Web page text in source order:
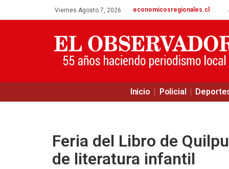
Viernes Agosto 7, 2026 economicosregionales.cl
Inicio Policial
Feria del Libro de
de literatura infantil